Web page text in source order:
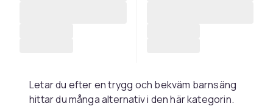
Letar du efter en trygg och bekväm barnsäng
hittar du många alternativ i den här kategorin.